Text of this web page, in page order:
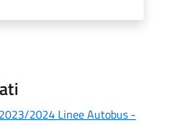
2024 Linee Autobus -